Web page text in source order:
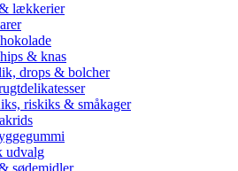
lækkerier
& knas
drops & bolcher
riskiks & småkager
udvalg